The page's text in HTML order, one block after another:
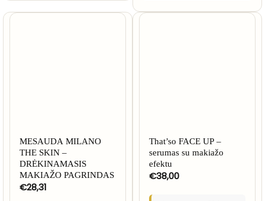
MESAUDA MILANO
THE SKIN –
DRĖKINAMASIS
MAKIAŽO PAGRINDAS
€28,31
That’so FACE UP –
serumas su makiažo
efektu
€38,00